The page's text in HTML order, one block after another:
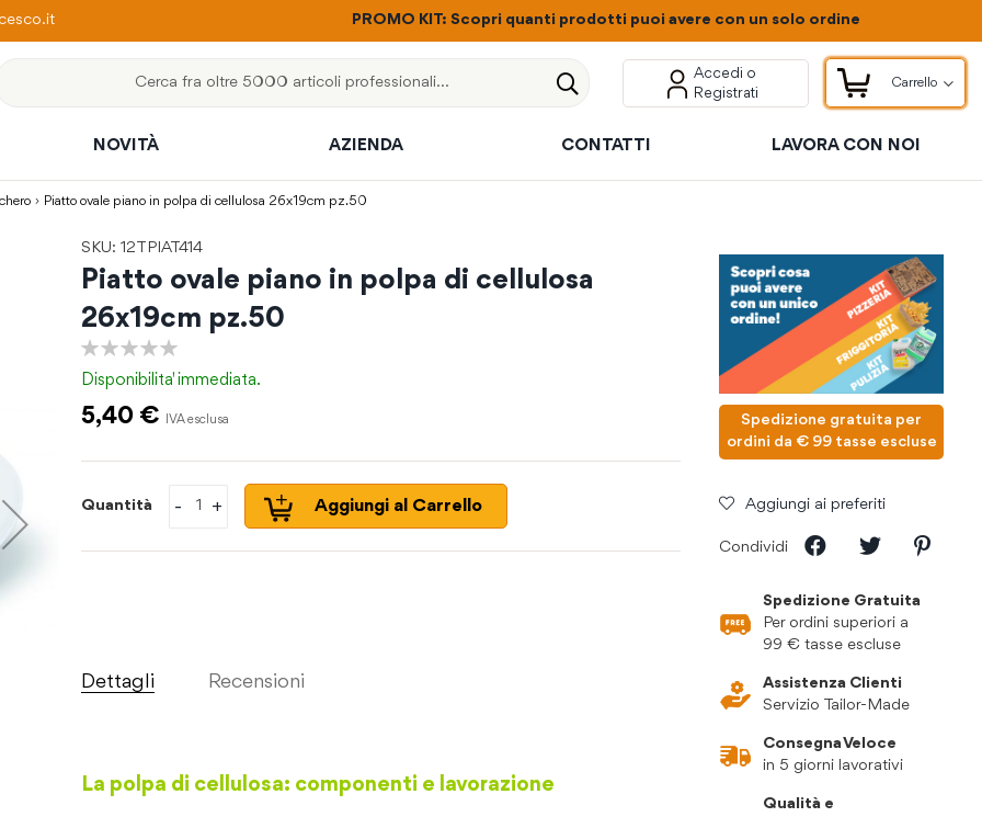
con un solo ordine PROMO KIT: Scopri quanti prodotti puoi avere con un solo ordine
Accedi o
Registrati
Carrello
Carrello
NOVITÀ AZIENDA CONTATTI LAVORA CON NOI
Piatto ovale piano in polpa di cellulosa 26x19cm pz.50
SKU: 12TPIAT414
Piatto ovale piano in polpa di cellulosa
26x19cm pz.50
Disponibilita'immediata.
5,40 €
Quantità +
- Aggiungi al Carrello
Dettagli
La polpa di cellulosa: componenti e lavorazione
Recensioni
Spedizione gratuita per
ordini da € 99 tasse escluse
Aggiungi ai preferiti
Condividi
Spedizione Gratuita
Per ordini superiori a
99 € tasse escluse
Assistenza Clienti
Servizio Tailor-Made
Consegna Veloce
in 5 giorni lavorativi
Qualità e